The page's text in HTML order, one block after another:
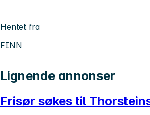
Hentet fra
FINN
Lignende annonser
Frisør søkes til